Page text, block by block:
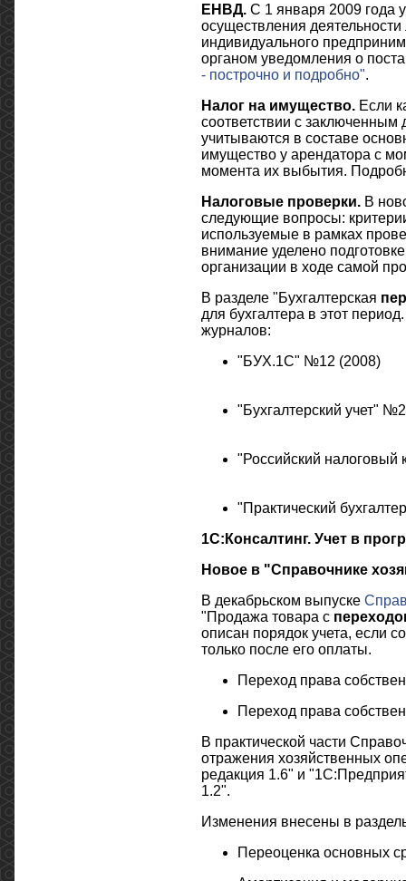
ЕНВД.С 1 января 2009 года
осуществления
индивидуального
органом уведомления о
- построчно и подробно".
Налог на имущество.Если
соответствии с
учитываются в составе
имущество у арендатора с
момента их выбытия.
Налоговые проверки.В
следующие вопросы:
используемые в рамках
внимание уделено
организации в ходе самой
В разделе "Бухгалтерская
для бухгалтера в этот
журналов:
"БУХ.1С" №12 (2008)
"Бухгалтерский учет"
"Российский налоговый
"Практический
1С:Консалтинг. Учет в
Новое в "Справочнике
В декабрьском выпуске
"Продажа товара с
описан порядок учета, если
только после его оплаты.
Переход права
Переход права
В практической части
отражения хозяйственных
редакция 1.6" и
1.2".
Изменения внесены в
Переоценка основных